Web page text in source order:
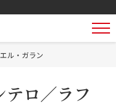
ル・ガラン
テロ／ラフ